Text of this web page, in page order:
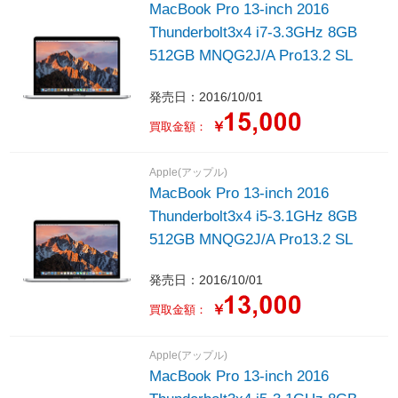
MacBook Pro 13-inch 2016
Thunderbolt3x4 i7-3.3GHz 8GB
512GB MNQG2J/A Pro13.2 SL
発売日：2016/10/01
買取金額： ￥
Apple(アップル)
MacBook Pro 13-inch 2016
Thunderbolt3x4 i5-3.1GHz 8GB
512GB MNQG2J/A Pro13.2 SL
発売日：2016/10/01
買取金額： ￥
Apple(アップル)
MacBook Pro 13-inch 2016